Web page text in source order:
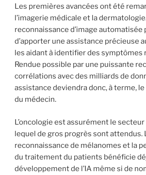
Les premières avancées ont été
l’imagerie médicale et la
reconnaissance d’image automatisée
d’apporter une assistance précieuse
les aidant à identifier des symptômes
Rendue possible par une puissante
corrélations avec des milliards de
assistance deviendra donc, à terme,
du médecin.
L’oncologie est assurément le
lequel de gros progrès sont attendus.
reconnaissance de mélanomes et la
du traitement du patients bénéficie
développement de l’IA même si de